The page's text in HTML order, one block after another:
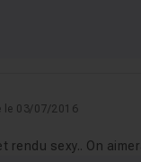
le 03/07/2016
rendu sexy.. On